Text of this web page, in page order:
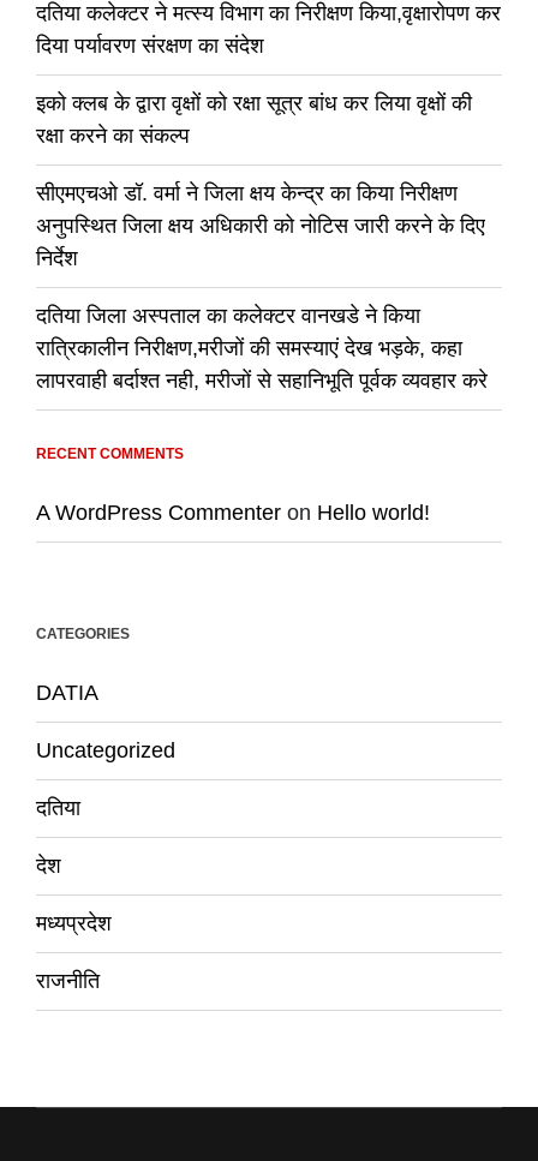
दतिया कलेक्टर ने मत्स्य विभाग का निरीक्षण किया,वृक्षारोपण कर
दिया पर्यावरण संरक्षण का संदेश
इको क्लब के द्वारा वृक्षों को रक्षा सूत्र बांध कर लिया वृक्षों की
रक्षा करने का संकल्प
सीएमएचओ डॉ. वर्मा ने जिला क्षय केन्द्र का किया निरीक्षण
अनुपस्थित जिला क्षय अधिकारी को नोटिस जारी करने के दिए
निर्देश
दतिया जिला अस्पताल का कलेक्टर वानखडे ने किया
रात्रिकालीन निरीक्षण,मरीजों की समस्याएं देख भड़के, कहा
लापरवाही बर्दाश्त नही, मरीजों से सहानिभूति पूर्वक व्यवहार करे
RECENT COMMENTS
A WordPress Commenter on Hello world!
CATEGORIES
DATIA
Uncategorized
दतिया
देश
मध्यप्रदेश
राजनीति